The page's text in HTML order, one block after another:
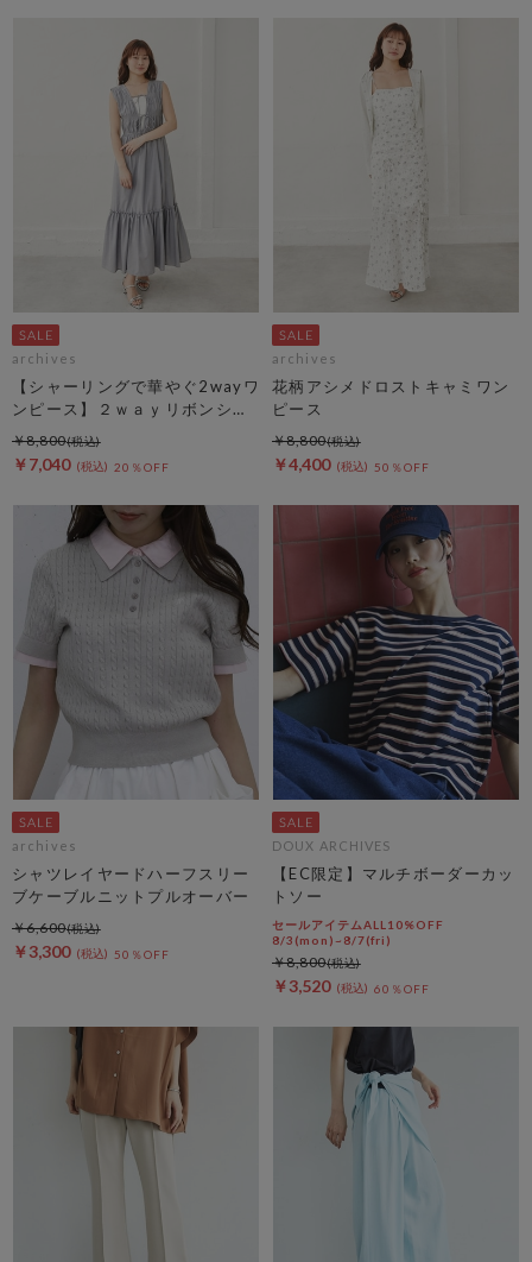
archives
【シャーリングで華やぐ2wayワ
ンピース】２ｗａｙリボンシャ
ーリングノースリワンピース
￥7,040 20％OFF
￥8,800
archives
花柄アシメドロストキャミワン
ピース
￥4,400 50％OFF
￥8,800
archives
シャツレイヤードハーフスリー
ブケーブルニットプルオーバー
￥3,300 50％OFF
￥6,600
DOUX ARCHIVES
【EC限定】マルチボーダーカッ
トソー
セールアイテムALL10%OFF
8/3(mon)~8/7(fri)
￥3,520 60％OFF
￥8,800